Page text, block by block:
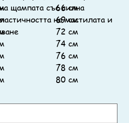
щампата със силна
на мастилата и
66 см
69 см
72 см
74 см
76 см
78 см
80 см